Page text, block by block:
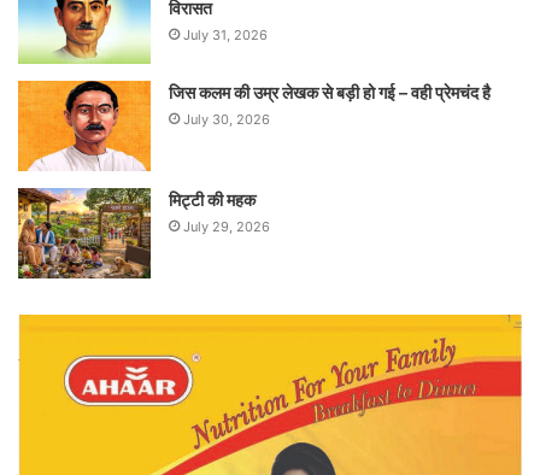
विरासत
July 31, 2026
जिस कलम की उम्र लेखक से बड़ी हो गई – वही प्रेमचंद है
July 30, 2026
मिट्टी की महक
July 29, 2026